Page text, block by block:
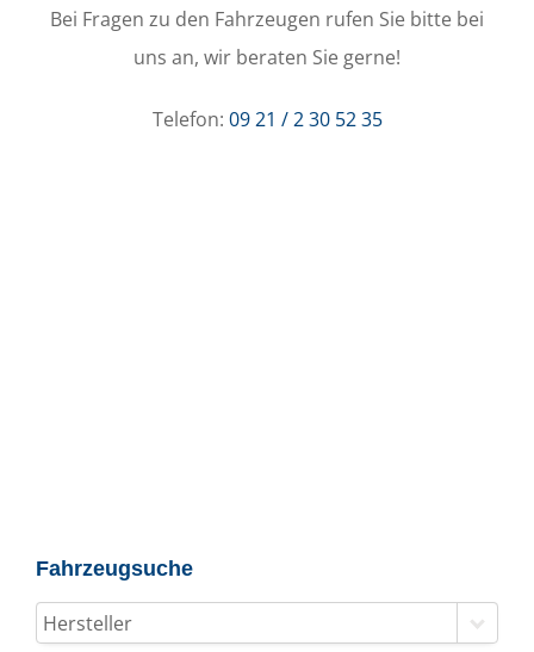
Bei Fragen zu den Fahrzeugen rufen Sie bitte bei
uns an, wir beraten Sie gerne!
Telefon: 09 21 / 2 30 52 35
Fahrzeugsuche
Hersteller